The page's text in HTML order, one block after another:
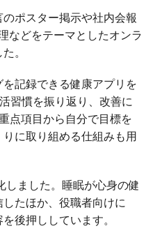
ポスター掲示や社内会報
などをテーマとしたオンラ
。
記録できる健康アプリを
習慣を振り返り、改善に
点項目から自分で目標を
に取り組める仕組みも用
しました。睡眠が心身の健
たほか、役職者向けに
後押ししています。